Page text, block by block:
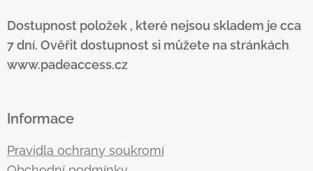
Dostupnost položek , které nejsou skladem je cca
7 dní. Ověřit dostupnost si můžete na stránkách
www.padeaccess.cz
Informace
Pravidla ochrany soukromí